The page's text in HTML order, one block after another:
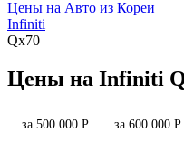
Цены на Авто из Кореи
Infiniti
Qx70
Цены на Infiniti
за 500 000 Р за 600 000 Р